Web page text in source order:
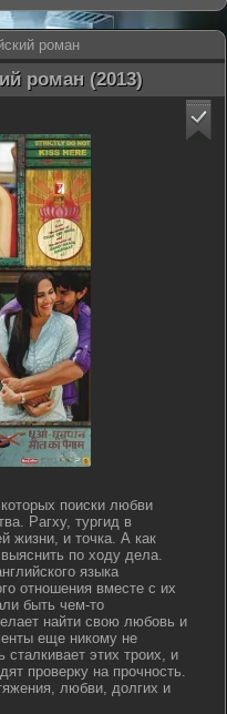
роман
роман (2013)
поиски любви
Рагху, тургид в
жизни, и точка. А как
по ходу дела.
языка
отношения вместе с их
быть чем-то
найти свою любовь и
еще никому не
этих троих, и
проверку на прочность.
любви, долгих и